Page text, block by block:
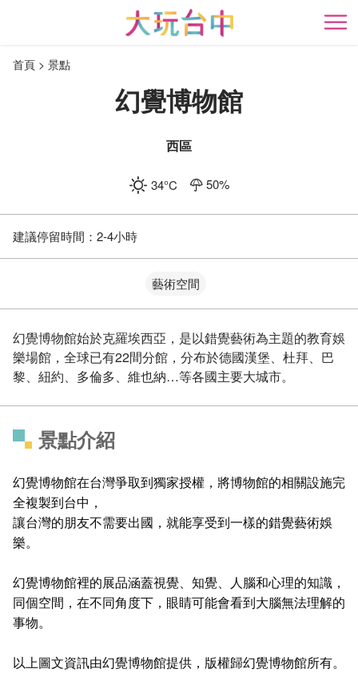
開
首頁 景點
幻覺博物館
西區
34°C 50%
建議停留時間： 2-4小時
藝術空間
幻覺博物館始於克羅埃西亞，是以錯覺藝術為主題的教育娛
樂場館，全球已有22間分館，分布於德國漢堡、杜拜、巴
黎、紐約、多倫多、維也納…等各國主要大城市。
景點介紹
幻覺博物館在台灣爭取到獨家授權，將博物館的相關設施完
全複製到台中，
讓台灣的朋友不需要出國，就能享受到一樣的錯覺藝術娛
樂。
幻覺博物館裡的展品涵蓋視覺、知覺、人腦和心理的知識，
同個空間，在不同角度下，眼睛可能會看到大腦無法理解的
事物。
以上圖文資訊由幻覺博物館提供，版權歸幻覺博物館所有。